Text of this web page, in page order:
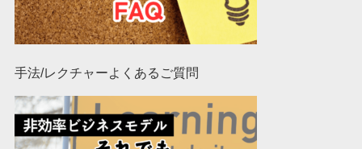
手法/レクチャーよくあるご質問